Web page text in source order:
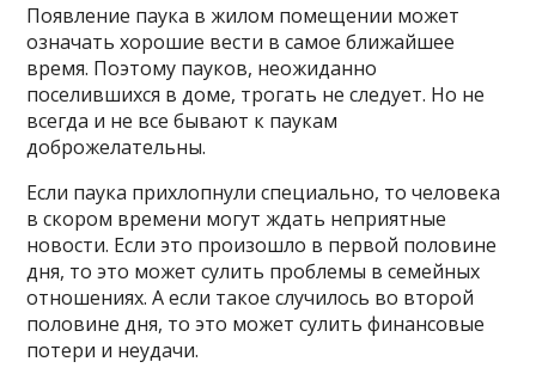
Появление паука в жилом помещении может
означать хорошие вести в самое ближайшее
время. Поэтому пауков, неожиданно
поселившихся в доме, трогать не следует. Но не
всегда и не все бывают к паукам
доброжелательны.
Если паука прихлопнули специально, то человека
в скором времени могут ждать неприятные
новости. Если это произошло в первой половине
дня, то это может сулить проблемы в семейных
отношениях. А если такое случилось во второй
половине дня, то это может сулить финансовые
потери и неудачи.